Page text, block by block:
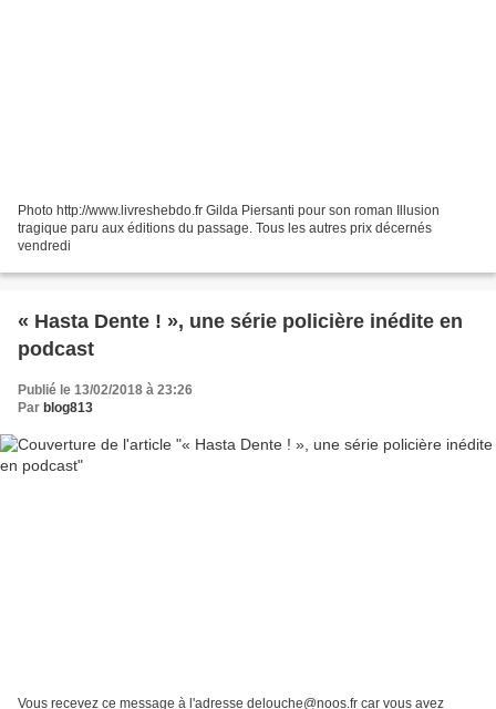
Photo http://www.livreshebdo.fr Gilda Piersanti pour son roman Illusion
tragique paru aux éditions du passage. Tous les autres prix décernés
vendredi
« Hasta Dente ! », une série policière inédite en
podcast
Publié le 13/02/2018 à 23:26
Par blog813
Vous recevez ce message à l'adresse delouche@noos.fr car vous avez